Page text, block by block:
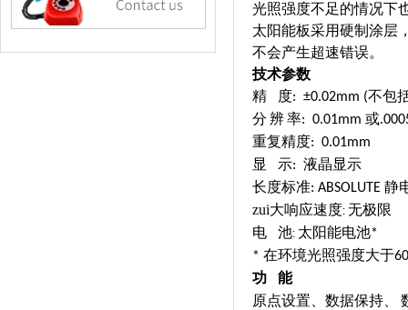
光照强度不足的情况下
太阳能板采用硬制涂层
不会产生超速错误。
技术参数
精
度: ±0.02mm (不包
分 辨率: 0.01mm 或
重复精度: 0.01mm
显 示: 液晶显示
长度标准: ABSOLUTE 静
zui大响应速度: 无极限
电
池: 太阳能电池*
* 在环境光照强度大于
功
能
原点设置、数据保持、